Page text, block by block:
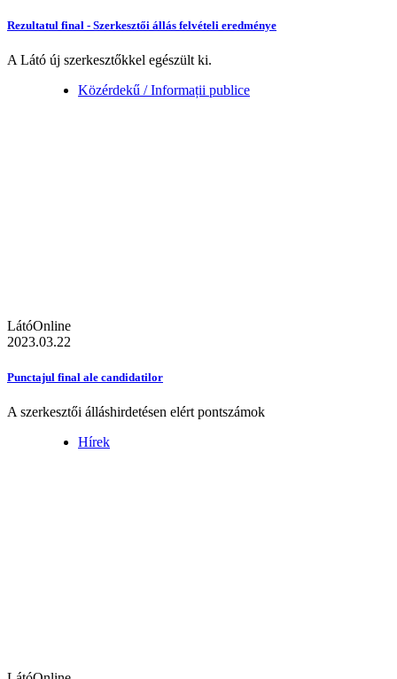
Rezultatul final - Szerkesztői állás felvételi eredménye
A Látó új szerkesztőkkel egészült ki.
Közérdekű / Informații publice
LátóOnline
2023.03.22
Punctajul final ale candidatilor
A szerkesztői álláshirdetésen elért pontszámok
Hírek